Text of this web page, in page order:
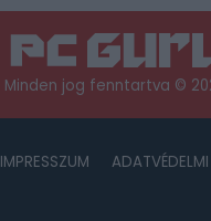
Minden jog fenntartva ©
IMPRESSZUM